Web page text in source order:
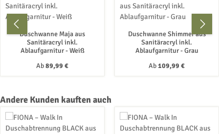
Duschwanne Maja aus
Sanitäracryl inkl.
Ablaufgarnitur - Weiß
Regulärer Preis:
Ab89,99 €
Duschwanne Shimmer aus
Sanitäracryl inkl.
Ablaufgarnitur - Grau
Regulärer Preis:
Ab109,99 €
Produktgalerie überspringen
Andere Kunden kauften auch